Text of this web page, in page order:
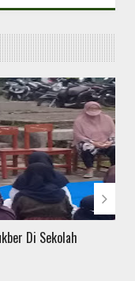
BE LOOKING FOR
Di Sekolah
